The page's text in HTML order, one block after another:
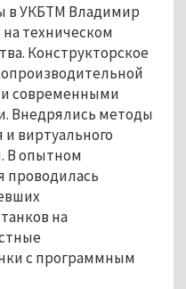
в УКБТМ Владимир
техническом
Конструкторское
современными
Внедрялись методы
виртуального
В опытном
проводилась
на
с программным